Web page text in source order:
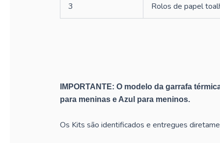
3 Rolos de papel
IMPORTANTE: O modelo da garrafa
para meninas e Azul para meninos.
Os Kits são identificados e entregues